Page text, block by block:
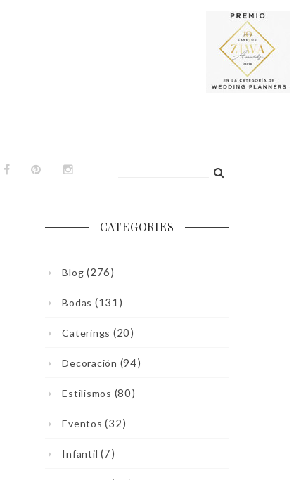
CATEGORIES
Blog (276)
Bodas (131)
Caterings (20)
Decoración (94)
Estilismos (80)
Eventos (32)
Infantil (7)